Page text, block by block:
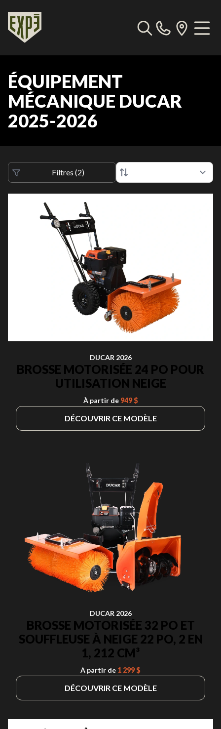
ÉQUIPEMENT
MÉCANIQUE DUCAR
2025-2026
Filtres (2)
DUCAR 2026
BROSSE MOTORISÉE 24 PO POUR
UTILISATION NEIGE
À partir de 949 $
DÉCOUVRIR CE MODÈLE
DUCAR 2026
BROSSE MOTORISÉE 32 PO ET
SOUFFLEUSE À NEIGE 22 PO, 2 EN
1, 212 CM³
À partir de 1 299 $
DÉCOUVRIR CE MODÈLE